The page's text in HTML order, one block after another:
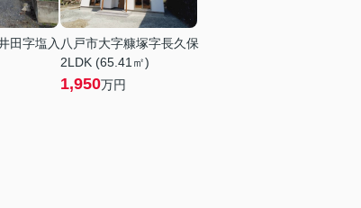
田字塩入 八戸市大字糠塚字長久保
2LDK (65.41㎡)
1,950万円